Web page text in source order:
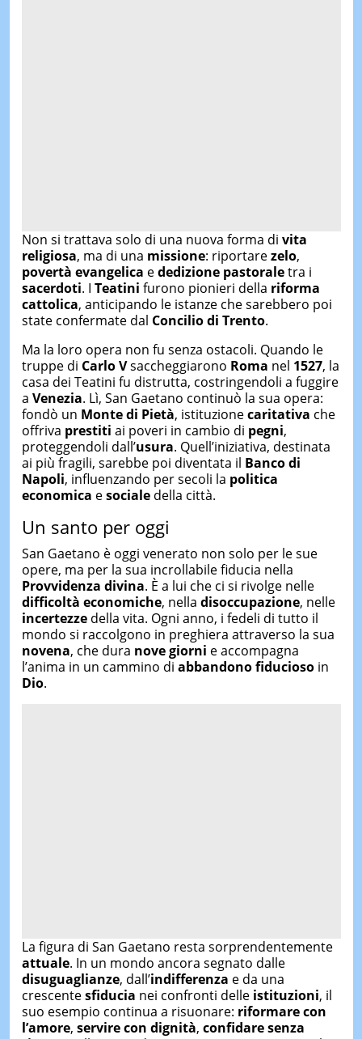
Non si trattava solo di una nuova forma di vita
religiosa, ma di una missione: riportarezelo,
povertà evangelica ededizione pastoraletra i
sacerdoti. I Teatini furono pionieri della riforma
cattolica, anticipando le istanze che sarebbero poi
state confermate dal Concilio di Trento.
Ma la loro opera non fu senza ostacoli. Quando le
truppe di Carlo Vsaccheggiarono Roma nel 1527, la
casa dei Teatini fu distrutta, costringendoli a fuggire
a Venezia. Lì, San Gaetano continuò la sua opera:
fondò un Monte di Pietà, istituzionecaritativa che
offriva prestiti ai poveri in cambio di pegni,
proteggendoli dall’usura. Quell’iniziativa, destinata
ai più fragili, sarebbe poi diventata il Banco di
Napoli, influenzando per secoli la politica
economica esocialedella città.
Un santo per oggi
San Gaetano è oggi venerato non solo per le sue
opere, ma per la sua incrollabile fiducia nella
Provvidenza divina. È a lui che ci si rivolge nelle
difficoltà economiche, nella disoccupazione, nelle
incertezzedella vita. Ogni anno, i fedeli di tutto il
mondo si raccolgono in preghiera attraverso la sua
novena, che dura nove giorni e accompagna
l’anima in un cammino di abbandono fiduciosoin
Dio.
La figura di San Gaetano resta sorprendentemente
attuale. In un mondo ancora segnato dalle
disuguaglianze, dall’indifferenza e da una
crescentesfiducia nei confronti delle istituzioni, il
suo esempio continua a risuonare: riformare con
l’amore, servire con dignità, confidare senza